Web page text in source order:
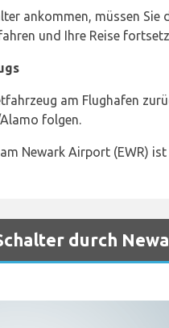
ankommen, müssen
und Ihre Reise
am Flughafen
folgen.
Newark Airport (EWR)
durch